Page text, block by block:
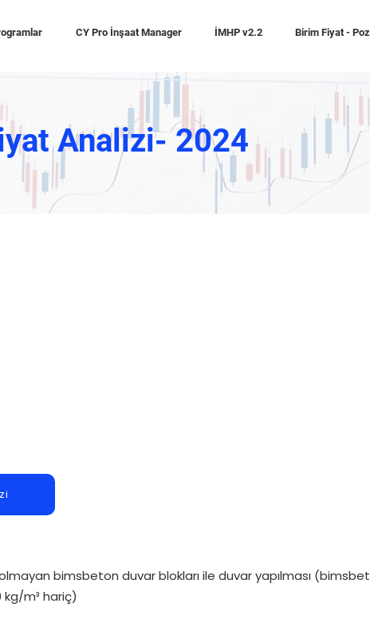
CY Pro İnşaat Manager İMHP v2.2 Birim Fiyat - Poz
Analizi- 2024
olmayan bimsbeton duvar blokları ile duvar yapılması
kg/m³ hariç)